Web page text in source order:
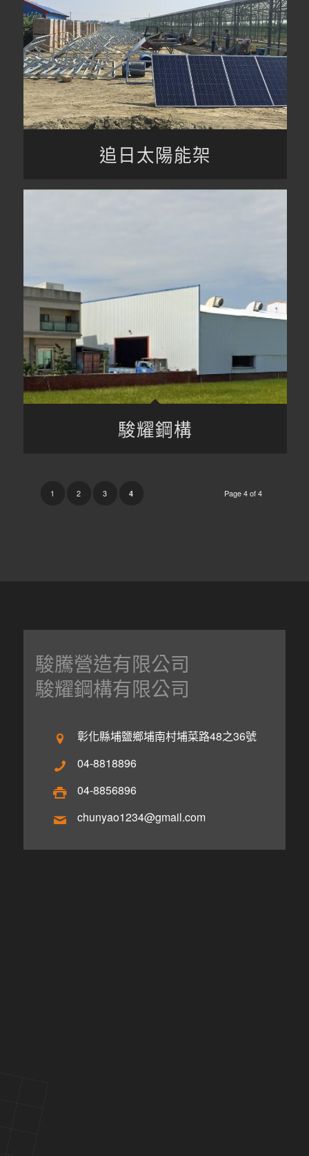
追日太陽能架
駿耀鋼構
Page 4 of 4
1 2 3 4
駿騰營造有限公司
駿耀鋼構有限公司
彰化縣埔鹽鄉埔南村埔菜路48之36號
04-8818896
04-8856896
chunyao1234@gmail.com